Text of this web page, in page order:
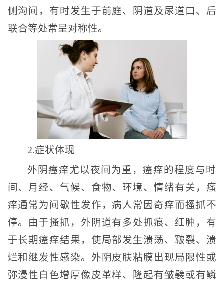
侧沟间，有时发生于前庭、阴道及尿道口、后
联合等处常呈对称性。
2.症状体现
外阴瘙痒尤以夜间为重，瘙痒的程度与时
间、月经、气候、食物、环境、情绪有关，瘙
痒通常为间歇性发作，病人常因奇痒而搔抓不
停。由于搔抓，外阴道有多处抓痕、红肿，有
于长期瘙痒结果，使局部发生溃荡、皲裂、溃
烂和继发性感染。外阴皮肤粘膜出现局限性或
弥漫性白色增厚像皮革样、隆起有皱襞或有鳞